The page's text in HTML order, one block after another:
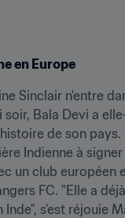
en Europe
Sinclair n'entre
Bala Devi a
de son pays.
Indienne à
un club européen
FC. "Elle a
Inde", s'est réjouie